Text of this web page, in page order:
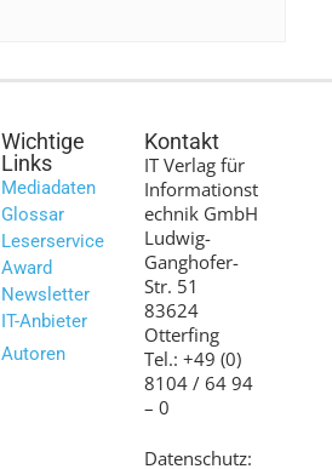
Wichtige
Links
Mediadaten
Glossar
Leserservice
Award
Newsletter
IT-Anbieter
Autoren
Kontakt
IT Verlag für
Informationst
echnik GmbH
Ludwig-
Ganghofer-
Str. 51
83624
Otterfing
Tel.: +49 (0)
8104 / 64 94
– 0
Datenschutz: